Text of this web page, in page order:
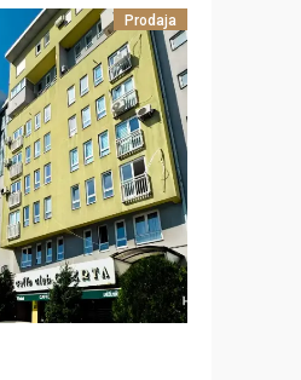
Prodaja